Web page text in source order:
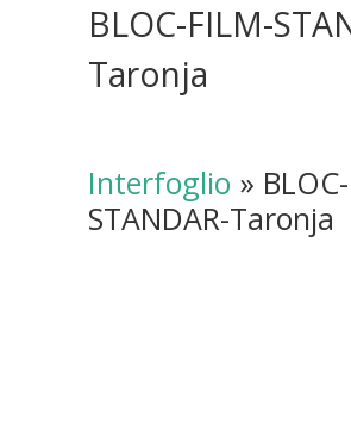
BLOC-FILM-
Taronja
Interfoglio »
STANDAR-Taronja